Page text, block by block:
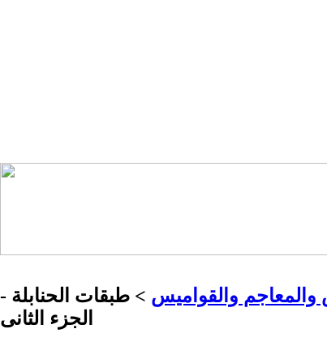
والقواميس > طبقات الحنابلة -
الجزء الثانى